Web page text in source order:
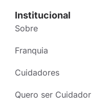
Institucional
Sobre
Franquia
Cuidadores
Quero ser Cuidador